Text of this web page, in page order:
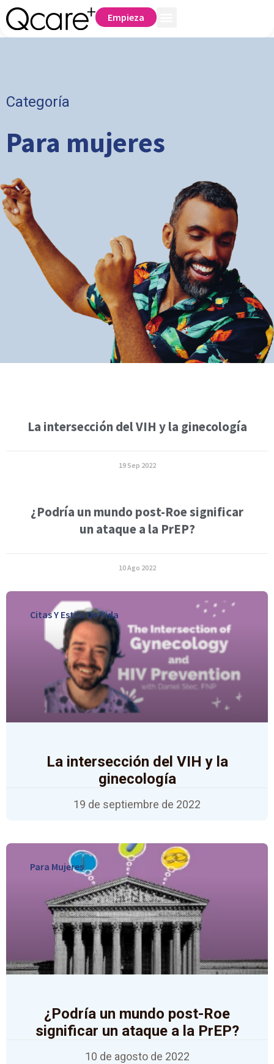
Empieza
Categoría
Para mujeres
La intersección del VIH y la ginecología
19 Sep 2022
¿Podría un mundo post-Roe significar
un ataque a la PrEP?
10 Ago 2022
Citas Y Estilo De Vida
La intersección del VIH y la
ginecología
19 de septiembre de 2022
Para Mujeres
¿Podría un mundo post-Roe
significar un ataque a la PrEP?
10 de agosto de 2022